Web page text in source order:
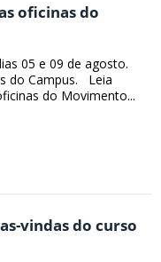
oficinas do
05 e 09 de agosto.
do Campus. Leia
do Movimento...
vindas do curso